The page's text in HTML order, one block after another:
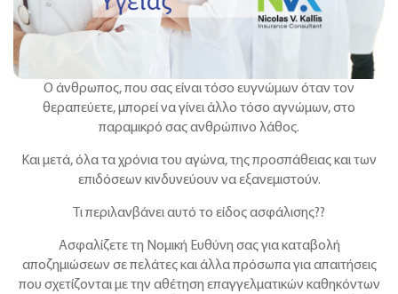
Ο άνθρωπος, που σας είναι τόσο ευγνώμων όταν τον
θεραπεύετε, μπορεί να γίνει άλλο τόσο αγνώμων, στο
παραμικρό σας ανθρώπινο λάθος.
Και μετά, όλα τα χρόνια του αγώνα, της προσπάθειας και των
επιδόσεων κινδυνεύουν να εξανεμιστούν.
Τι περιλανβάνει αυτό το είδος ασφάλισης??
Ασφαλίζετε τη Νομική Ευθύνη σας για καταβολή
αποζημιώσεων σε πελάτες και άλλα πρόσωπα για απαιτήσεις
που σχετίζονται με την αθέτηση επαγγελματικών καθηκόντων